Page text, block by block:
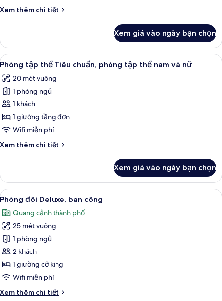
chuẩn,
cho
nữ
Xem thêm chi tiết
Chi
Phòng
tập
thể
chuẩn,
chỉ
dành
cho
nữ
Xem giá vào ngày bạn chọn
Xem
tất
cả
ảnh
Phòng
tập
thể
chuẩn,
thể
nam
và
nữ
Màn/rèm cản sáng, truy cập
7
Phòng tập thể Tiêu chuẩn, phòng tập thể nam và nữ
20 mét vuông
1 phòng ngủ
1 khách
1 giường tầng đơn
Wifi miễn phí
Xem thêm chi tiết
Chi
Phòng
tập
thể
chuẩn,
phòng
tập
thể
nam
và
nữ
Xem giá vào ngày bạn chọn
Xem
tất
cả
ảnh
Phòng
đôi
Deluxe,
ban
Phòng đôi Deluxe, ban công | Màn/
5
Phòng đôi Deluxe, ban công
Quang cảnh thành phố
25 mét vuông
1 phòng ngủ
2 khách
1 giường cỡ king
Wifi miễn phí
Xem thêm chi tiết
Chi